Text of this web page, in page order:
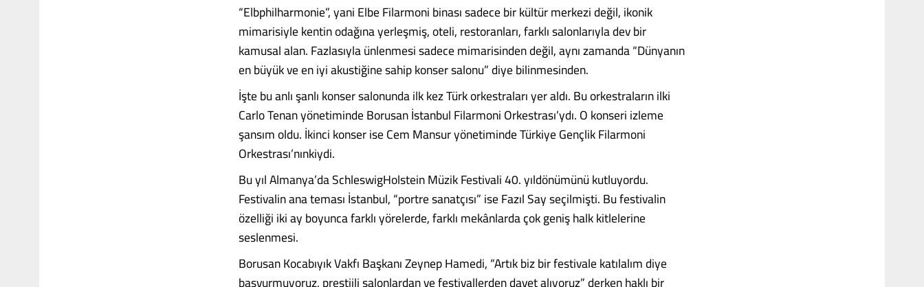
“Elbphilharmonie”, yani Elbe Filarmoni binası sadece bir kültür merkezi değil, ikonik
mimarisiyle kentin odağına yerleşmiş, oteli, restoranları, farklı salonlarıyla dev bir
kamusal alan. Fazlasıyla ünlenmesi sadece mimarisinden değil, aynı zamanda “Dünyanın
en büyük ve en iyi akustiğine sahip konser salonu” diye bilinmesinden.
İşte bu anlı şanlı konser salonunda ilk kez Türk orkestraları yer aldı. Bu orkestraların ilki
Carlo Tenan yönetiminde Borusan İstanbul Filarmoni Orkestrası’ydı. O konseri izleme
şansım oldu. İkinci konser ise Cem Mansur yönetiminde Türkiye Gençlik Filarmoni
Orkestrası’nınkiydi.
Bu yıl Almanya’da SchleswigHolstein Müzik Festivali 40. yıldönümünü kutluyordu.
Festivalin ana teması İstanbul, “portre sanatçısı” ise Fazıl Say seçilmişti. Bu festivalin
özelliği iki ay boyunca farklı yörelerde, farklı mekânlarda çok geniş halk kitlelerine
seslenmesi.
Borusan Kocabıyık Vakfı Başkanı Zeynep Hamedi, “Artık biz bir festivale katılalım diye